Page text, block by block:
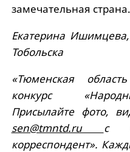
замечательная страна.
Екатерина
Тобольска
«Тюменская
конкурс
Присылайте фото,
sen@tmntd.ru с
корреспондент».